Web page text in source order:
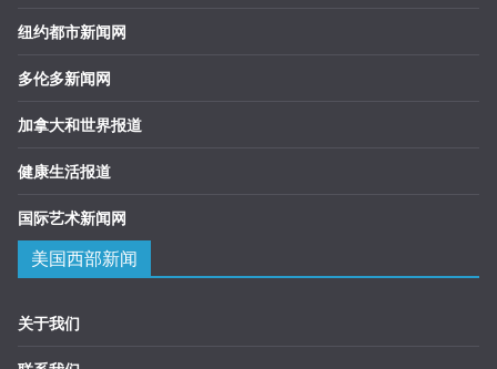
纽约都市新闻网
多伦多新闻网
加拿大和世界报道
健康生活报道
国际艺术新闻网
美国西部新闻
关于我们